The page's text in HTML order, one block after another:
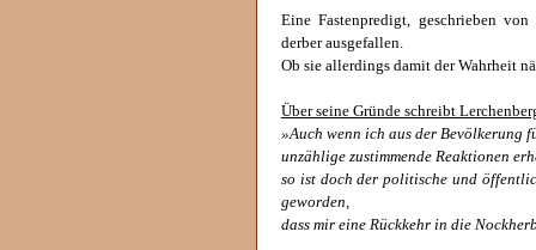
Eine Fastenpredigt, geschrieben von
derber ausgefallen.
Ob sie allerdings damit der Wahrheit
Über seine Gründe schreibt
»Auch wenn ich aus der Bevölkerung
unzählige zustimmende Reaktionen
so ist doch der politische und
geworden,
dass mir eine Rückkehr in die